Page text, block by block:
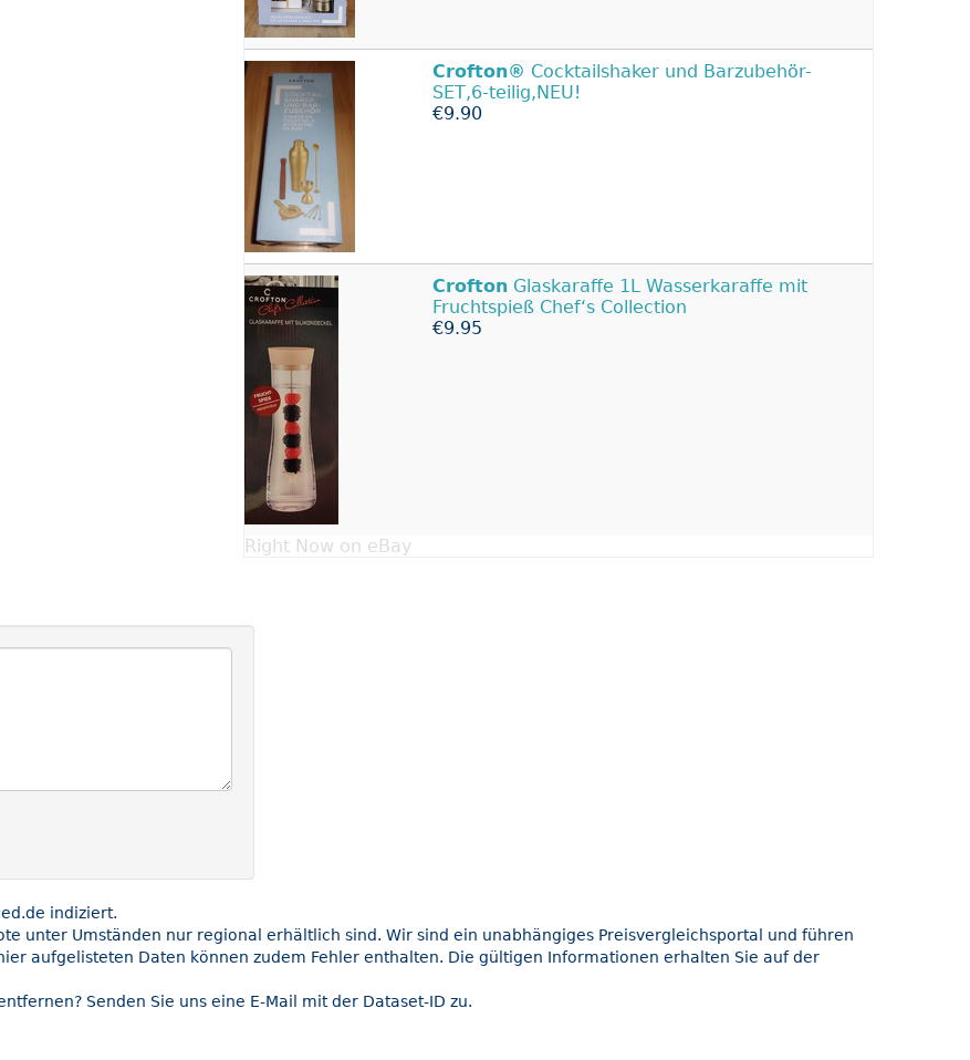
Crofton® Cocktailshaker und Barzubehör-
SET,6-teilig,NEU!
€9.90
Crofton Glaskaraffe 1L Wasserkaraffe mit
Fruchtspieß Chef‘s Collection
€9.95
Right Now on eBay
indiziert.
unter Umständen nur regional erhältlich sind. Wir sind ein unabhängiges Preisvergleichsportal und führen
aufgelisteten Daten können zudem Fehler enthalten. Die gültigen Informationen erhalten Sie auf der
Senden Sie uns eine E-Mail mit der Dataset-ID zu.